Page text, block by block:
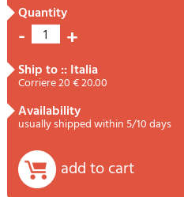
quantity
- 1 +
ship to :: Italia
Corriere 20 € 20.00
availability
usually shipped within 5/10 days
add to cart